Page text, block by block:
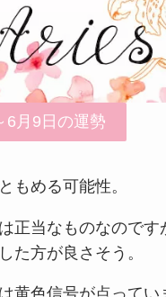
6月9日の運勢
もめる可能性。
正当なものなのです
た方が良さそう。